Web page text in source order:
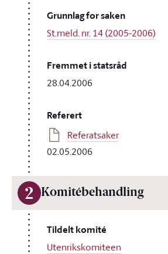
Grunnlag for saken
St.meld. nr. 14 (2005-2006)
Fremmet i statsråd
28.04.2006
Referert
Referatsaker
02.05.2006
2 Komitébehandling
Tildelt komité
Utenrikskomiteen